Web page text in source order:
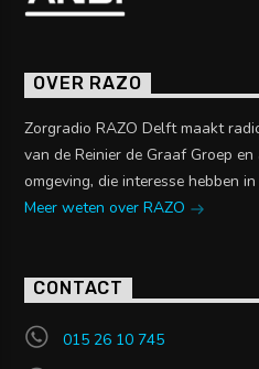
OVER RAZO
Zorgradio RAZO Delft maakt
van de Reinier de Graaf Groep
omgeving, die interesse hebben
Meer weten over RAZO
CONTACT
015 26 10 745